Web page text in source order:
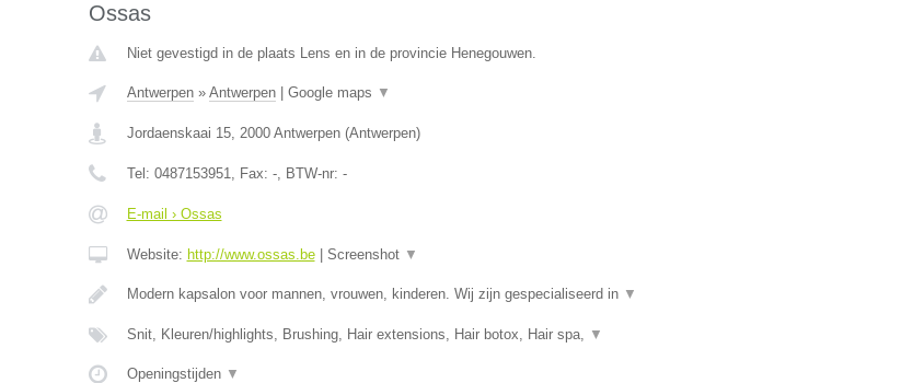
Ossas
Niet gevestigd in de plaats Lens en in de provincie Henegouwen.
Antwerpen» Antwerpen| Google maps ▼
Jordaenskaai 15, 2000 Antwerpen(Antwerpen)
Tel: 0487153951, Fax: -, BTW-nr: -
E-mail › Ossas
Website: http://www.ossas.be| Screenshot ▼
Modern kapsalon voor mannen, vrouwen, kinderen. Wij zijn gespecialiseerd in ▼
Snit, Kleuren/highlights, Brushing, Hair extensions, Hair botox, Hair spa, ▼
Openingstijden ▼